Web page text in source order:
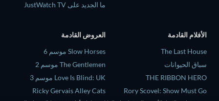
ما الجديد على JustWatch TV
الأفلام القادمة
The Last House
سباق الحيوانات
THE RIBBON HERO
Rory Scovel: Show Must Go
العروض القادمة
Slow Horses موسم 6
The Gentlemen موسم 2
Love Is Blind: UK موسم 3
Ricky Gervais Alley Cats